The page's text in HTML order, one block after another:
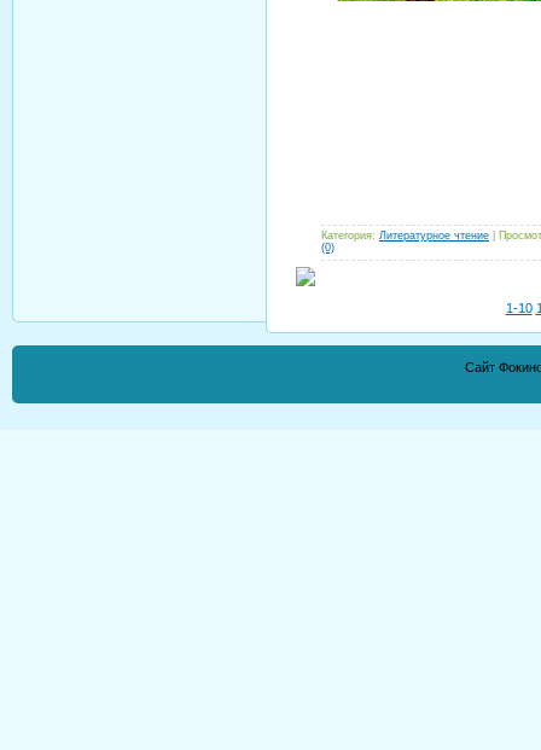
Категория: Литературное чтение |
(0)
1-10
Сайт